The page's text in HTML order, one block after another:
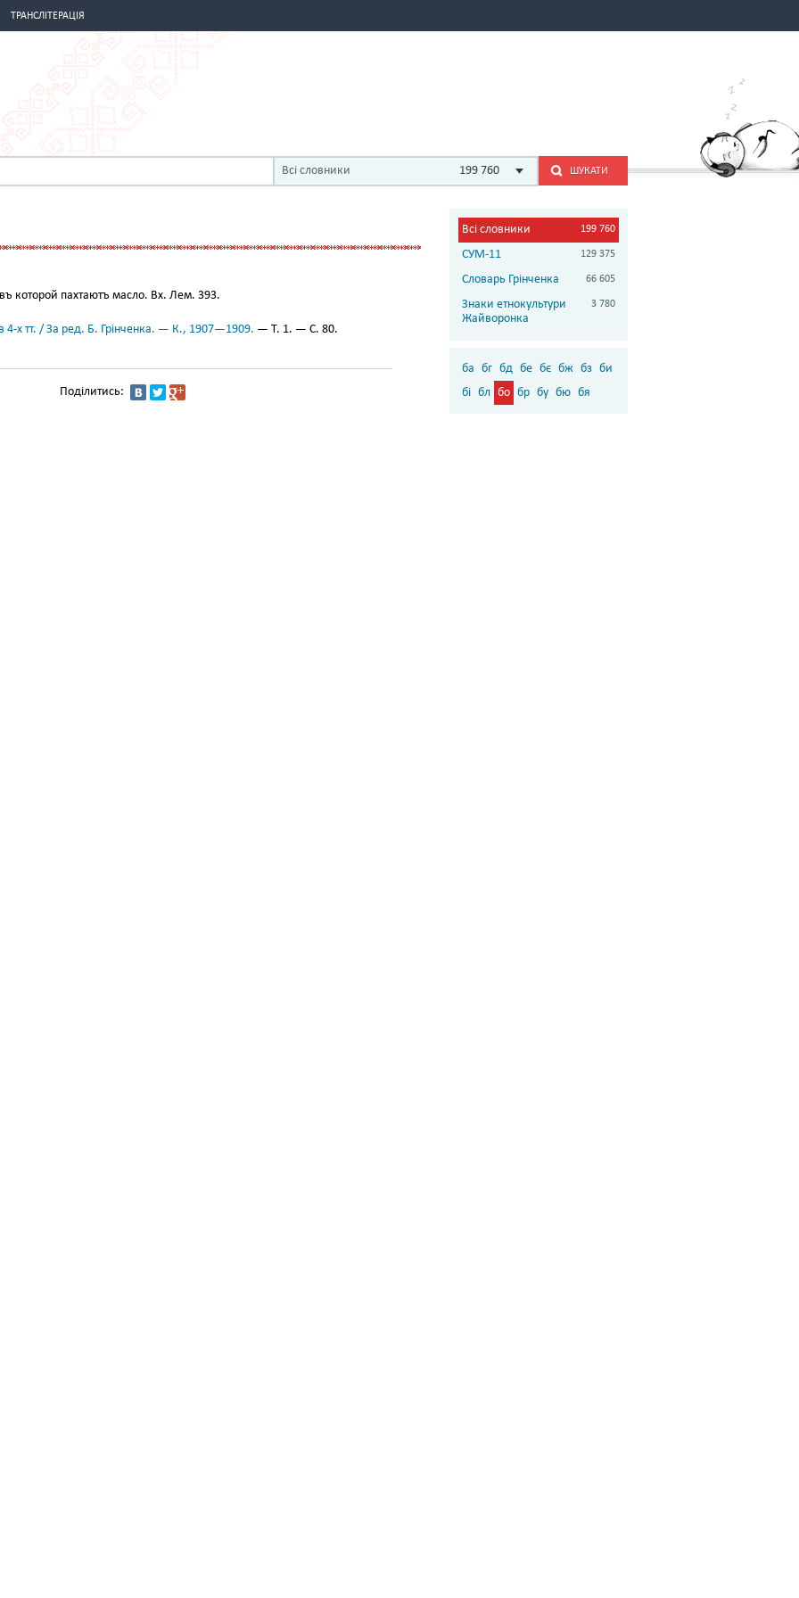
ТРАНСЛІТЕРАЦІЯ
Всі словники 199 760 ШУКАТИ
которой пахтаютъ масло. Вх. Лем. 393.
4-х тт. / За ред. Б. Грінченка. — К., 1907—1909. — Т. 1. — С. 80.
Поділитись:
Всі словники 199 760
СУМ-11 129 375
Словарь Грінченка 66 605
Знаки етнокультури
Жайворонка
3 780
ба бг бд бе бє бж бз би
бі бл бо бр бу бю бя